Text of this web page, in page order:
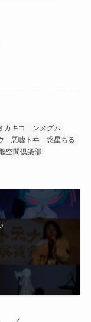
カキコ
ンヌグム
悪嘘トヰ
惑星ちる
空間倶楽部